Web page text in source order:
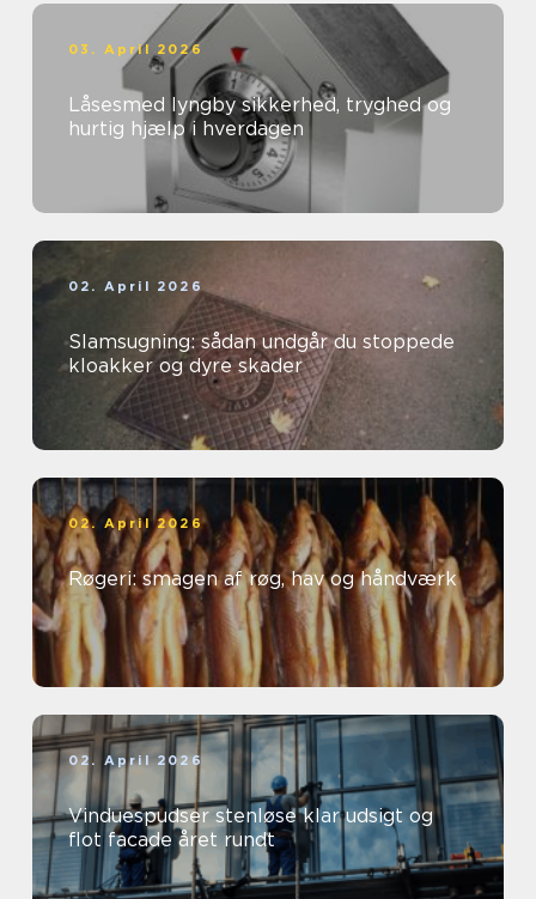
03. April 2026
Låsesmed lyngby sikkerhed, tryghed og
hurtig hjælp i hverdagen
02. April 2026
Slamsugning: sådan undgår du stoppede
kloakker og dyre skader
02. April 2026
Røgeri: smagen af røg, hav og håndværk
02. April 2026
Vinduespudser stenløse klar udsigt og
flot facade året rundt